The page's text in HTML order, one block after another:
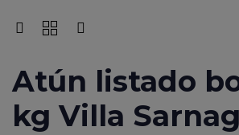
Atún listado
kg Villa